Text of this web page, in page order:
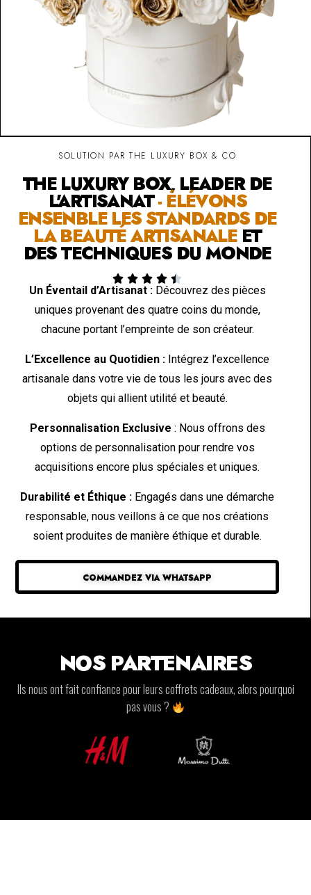
SOLUTION PAR THE LUXURY BOX & CO
THE LUXURY BOX, LEADER DE
L'ARTISANAT- ÉLÉVONS
ENSENBLE LES STANDARDS DE
LA BEAUTÉ ARTISANALE ET
DES TECHNIQUES DU MONDE
    
Un Éventail d’Artisanat :Découvrez des pièces
uniques provenant des quatre coins du monde,
chacune portant l’empreinte de son créateur.
L’Excellence au Quotidien : Intégrez l’excellence
artisanale dans votre vie de tous les jours avec des
objets qui allient utilité et beauté.
Personnalisation Exclusive : Nous offrons des
options de personnalisation pour rendre vos
acquisitions encore plus spéciales et uniques.
Durabilité et Éthique : Engagés dans une démarche
responsable, nous veillons à ce que nos créations
soient produites de manière éthique et durable.
COMMANDEZ VIA WHATSAPP
NOS PARTENAIRES
Ils nous ont fait confiance pour leurs coffrets cadeaux, alors pourquoi
pas vous ?